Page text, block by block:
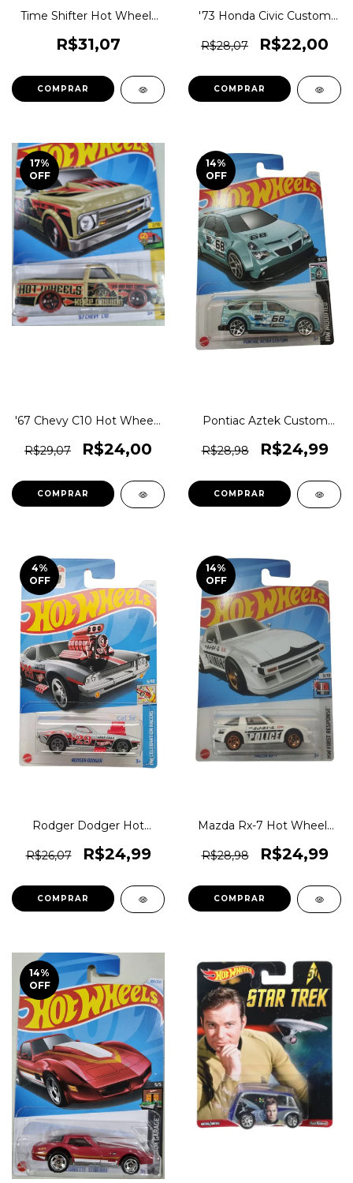
Time Shifter Hot Wheels
1magnus T-hunt
R$31,07
COMPRAR
'73 Honda Civic Custom
Htc19 1magnus Compact
Kings
R$28,07 R$22,00
COMPRAR
17%
OFF
'67 Chevy C10 Hot Wheels
1magnus Art Cars
R$29,07 R$24,00
COMPRAR
14%
OFF
Pontiac Aztek Custom
Wheels Lote E 2024 Hry61
1magnus Modified
R$28,98 R$24,99
COMPRAR
4%
OFF
Rodger Dodger Hot
Hry99 1magnus Celebrat
Racers
R$26,07 R$24,99
COMPRAR
14%
OFF
Mazda Rx-7 Hot Wheels
1magnus First Response
R$28,98 R$24,99
COMPRAR
14%
OFF